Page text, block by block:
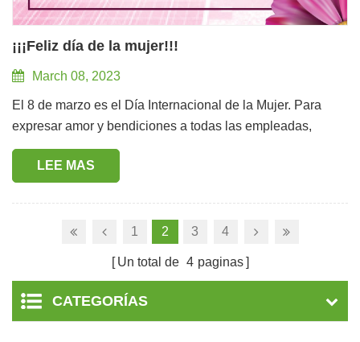
¡¡¡Feliz día de la mujer!!!
March 08, 2023
El 8 de marzo es el Día Internacional de la Mujer. Para
expresar amor y bendiciones a todas las empleadas,
Wintop preparó regalos navideños especialmente. ¡Les
deseo unas maravillosas vacaciones llenas de amor y
vivan una vida feliz, saludable y hermosa! ¡Wintop es una
LEE MAS
1 2 3 4
Un total de 4 paginas
CATEGORÍAS